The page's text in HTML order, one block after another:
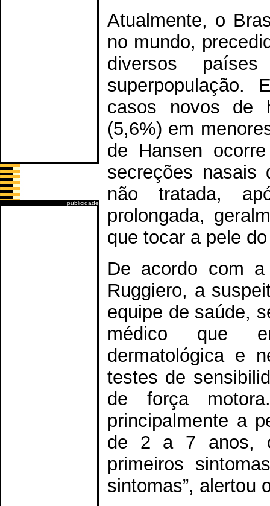
publicidade
Atualmente, o
no mundo,
diversos
superpopulação.
casos novos de
(5,6%) em
de Hansen
secreções nasais
não tratada,
prolongada,
que tocar a pele
De acordo com
Ruggiero, a
equipe de saúde,
médico que
dermatológica e
testes de
de força
principalmente a
de 2 a 7 anos,
primeiros
sintomas”, alertou